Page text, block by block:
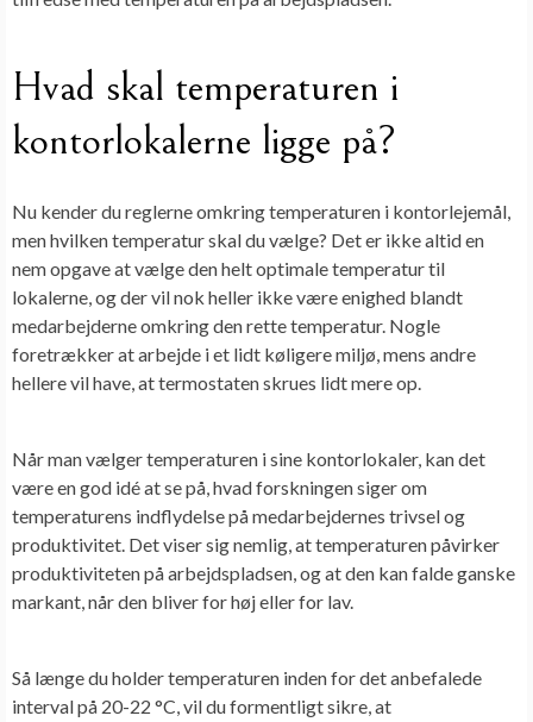
Hvad skal temperaturen i
kontorlokalerne ligge på?
Nu kender du reglerne omkring temperaturen i kontorlejemål,
men hvilken temperatur skal du vælge? Det er ikke altid en
nem opgave at vælge den helt optimale temperatur til
lokalerne, og der vil nok heller ikke være enighed blandt
medarbejderne omkring den rette temperatur. Nogle
foretrækker at arbejde i et lidt køligere miljø, mens andre
hellere vil have, at termostaten skrues lidt mere op.
Når man vælger temperaturen i sine kontorlokaler, kan det
være en god idé at se på, hvad forskningen siger om
temperaturens indflydelse på medarbejdernes trivsel og
produktivitet. Det viser sig nemlig, at temperaturen påvirker
produktiviteten på arbejdspladsen, og at den kan falde ganske
markant, når den bliver for høj eller for lav.
Så længe du holder temperaturen inden for det anbefalede
interval på 20-22 °C, vil du formentligt sikre, at